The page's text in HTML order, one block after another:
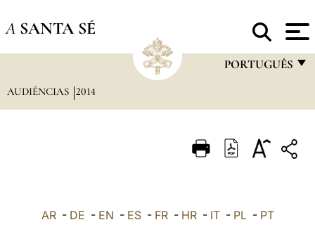
A SANTA SÉ
PORTUGUÊS
ITALIANO
AUDIÊNCIAS 2014
AR- DE - EN - ES- FR- HR- IT- PL- PT